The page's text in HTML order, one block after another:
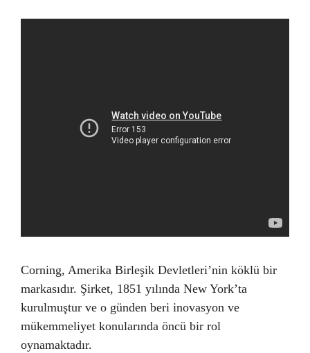
Corning, Amerika Birleşik Devletleri’nin köklü bir
markasıdır. Şirket, 1851 yılında New York’ta
kurulmuştur ve o günden beri inovasyon ve
mükemmeliyet konularında öncü bir rol
oynamaktadır.